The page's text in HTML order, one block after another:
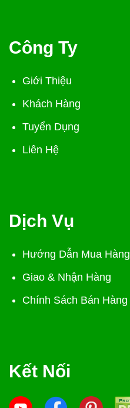
Công Ty
Giới Thiệu
Khách Hàng
Tuyển Dụng
Liên Hệ
Dịch Vụ
Hướng Dẫn Mua Hàng
Giao & Nhận Hàng
Chính Sách Bán Hàng
Kết Nối